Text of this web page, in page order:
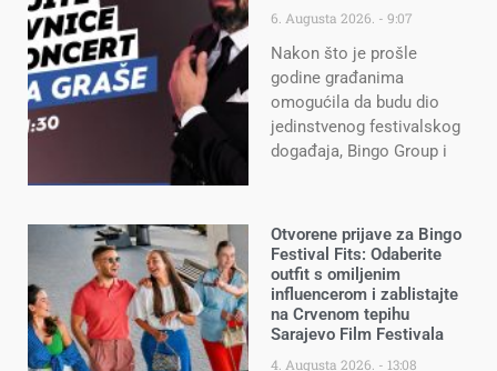
6. Augusta 2026. 9:07
Nakon što je prošle
godine građanima
omogućila da budu dio
jedinstvenog festivalskog
događaja, Bingo Group i
Otvorene prijave za Bingo
Festival Fits: Odaberite
outfit s omiljenim
influencerom i zablistajte
na Crvenom tepihu
Sarajevo Film Festivala
4. Augusta 2026. 13:08